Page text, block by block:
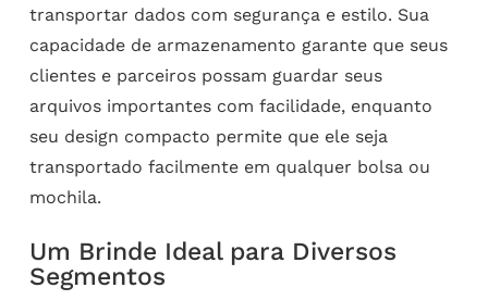
transportar dados com segurança e estilo. Sua
capacidade de armazenamento garante que seus
clientes e parceiros possam guardar seus
arquivos importantes com facilidade, enquanto
seu design compacto permite que ele seja
transportado facilmente em qualquer bolsa ou
mochila.
Um Brinde Ideal para Diversos
Segmentos